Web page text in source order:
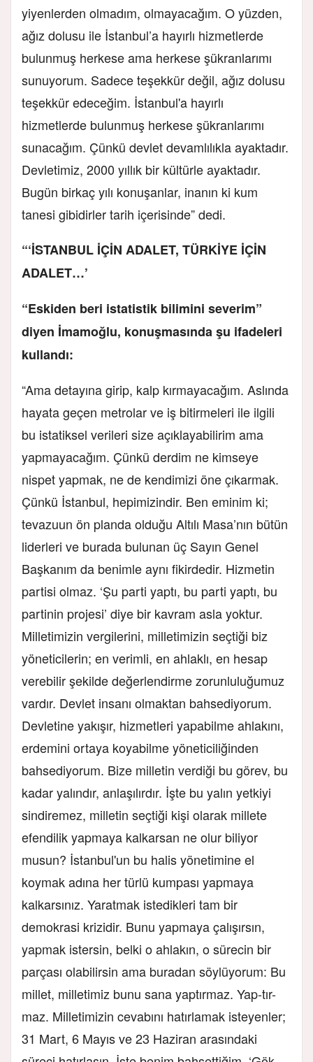
yiyenlerden olmadım, olmayacağım. O yüzden,
ağız dolusu ile İstanbul’a hayırlı hizmetlerde
bulunmuş herkese ama herkese şükranlarımı
sunuyorum. Sadece teşekkür değil, ağız dolusu
teşekkür edeceğim. İstanbul'a hayırlı
hizmetlerde bulunmuş herkese şükranlarımı
sunacağım. Çünkü devlet devamlılıkla ayaktadır.
Devletimiz, 2000 yıllık bir kültürle ayaktadır.
Bugün birkaç yılı konuşanlar, inanın ki kum
tanesi gibidirler tarih içerisinde” dedi.
“‘İSTANBUL İÇİN ADALET, TÜRKİYE İÇİN
ADALET…’
“Eskiden beri istatistik bilimini severim”
diyen İmamoğlu, konuşmasında şu ifadeleri
kullandı:
“Ama detayına girip, kalp kırmayacağım. Aslında
hayata geçen metrolar ve iş bitirmeleri ile ilgili
bu istatiksel verileri size açıklayabilirim ama
yapmayacağım. Çünkü derdim ne kimseye
nispet yapmak, ne de kendimizi öne çıkarmak.
Çünkü İstanbul, hepimizindir. Ben eminim ki;
tevazuun ön planda olduğu Altılı Masa’nın bütün
liderleri ve burada bulunan üç Sayın Genel
Başkanım da benimle aynı fikirdedir. Hizmetin
partisi olmaz. ‘Şu parti yaptı, bu parti yaptı, bu
partinin projesi’ diye bir kavram asla yoktur.
Milletimizin vergilerini, milletimizin seçtiği biz
yöneticilerin; en verimli, en ahlaklı, en hesap
verebilir şekilde değerlendirme zorunluluğumuz
vardır. Devlet insanı olmaktan bahsediyorum.
Devletine yakışır, hizmetleri yapabilme ahlakını,
erdemini ortaya koyabilme yöneticiliğinden
bahsediyorum. Bize milletin verdiği bu görev, bu
kadar yalındır, anlaşılırdır. İşte bu yalın yetkiyi
sindiremez, milletin seçtiği kişi olarak millete
efendilik yapmaya kalkarsan ne olur biliyor
musun? İstanbul'un bu halis yönetimine el
koymak adına her türlü kumpası yapmaya
kalkarsınız. Yaratmak istedikleri tam bir
demokrasi krizidir. Bunu yapmaya çalışırsın,
yapmak istersin, belki o ahlakın, o sürecin bir
parçası olabilirsin ama buradan söylüyorum: Bu
millet, milletimiz bunu sana yaptırmaz. Yap-tır-
maz. Milletimizin cevabını hatırlamak isteyenler;
31 Mart, 6 Mayıs ve 23 Haziran arasındaki